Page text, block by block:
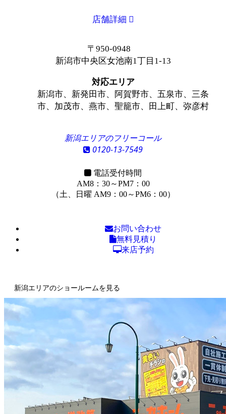
店舗詳細
〒950-0948
新潟市中央区女池南1丁目1-13
対応エリア
新潟市、新発田市、阿賀野市、五泉市、三条
市、加茂市、燕市、聖籠市、田上町、弥彦村
新潟エリアのフリーコール
0120-13-7549
電話受付時間
AM8：30～PM7：00
（土、日曜 AM9：00～PM6：00）
お問い合わせ
無料見積り
来店予約
新潟エリアのショールームを見る